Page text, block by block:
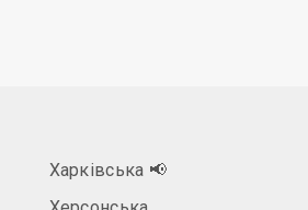
Харківська 📢